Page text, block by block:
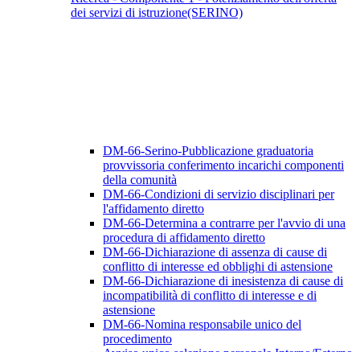
dei servizi di istruzione(SERINO)
DM-66-Serino-Pubblicazione graduatoria
provvissoria conferimento incarichi componenti
della comunità
DM-66-Condizioni di servizio disciplinari per
l'affidamento diretto
DM-66-Determina a contrarre per l'avvio di una
procedura di affidamento diretto
DM-66-Dichiarazione di assenza di cause di
conflitto di interesse ed obblighi di astensione
DM-66-Dichiarazione di inesistenza di cause di
incompatibilità di conflitto di interesse e di
astensione
DM-66-Nomina responsabile unico del
procedimento